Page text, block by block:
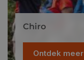
Chiro
Ontdek meer